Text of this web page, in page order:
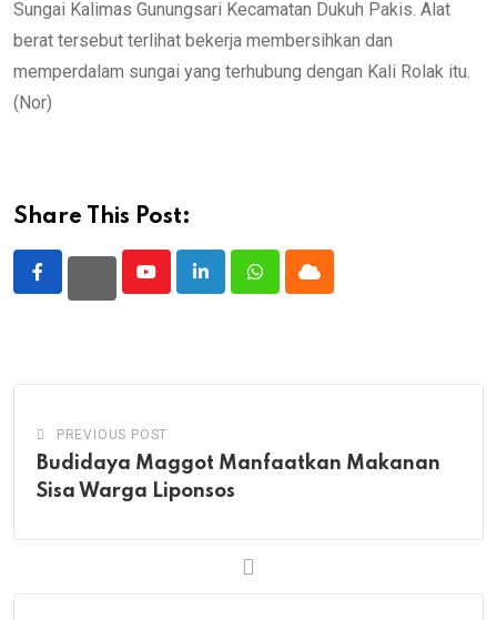
Sungai Kalimas Gunungsari Kecamatan Dukuh Pakis. Alat
berat tersebut terlihat bekerja membersihkan dan
memperdalam sungai yang terhubung dengan Kali Rolak itu.
(Nor)
Share This Post:
YoutubeLinkedInWhatsappCloud
PREVIOUS POST
Budidaya Maggot Manfaatkan Makanan
Sisa Warga Liponsos